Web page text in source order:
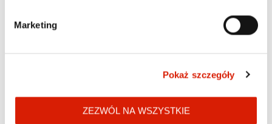
Marketing
Pokaż szczegóły
ZEZWÓL NA WSZYSTKIE